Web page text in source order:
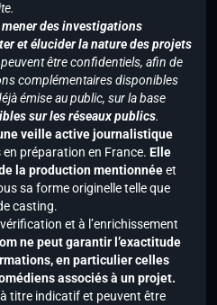
des investigations
et élucider la nature des projets
être confidentiels, afin de
complémentaires disponibles
émise au public, sur la base
sur les réseaux publics.
veille active journalistique
préparation en France. Elle
la production mentionnéeet
sa forme originelle telle que
casting.
et à l’enrichissement
ne peut garantir l’exactitude
en particulier celles
associés à un projet.
titre indicatif et peuvent être